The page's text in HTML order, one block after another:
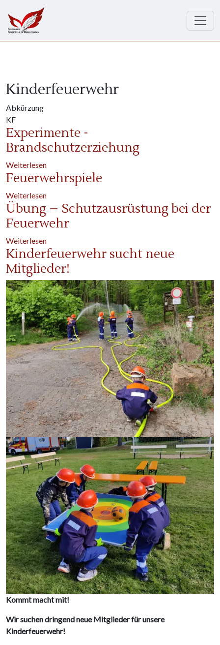
Kinderfeuerwehr
Abkürzung
KF
Experimente -
Brandschutzerziehung
Weiterlesenüber Experimente - Brandschutzerziehung
Feuerwehrspiele
Weiterlesenüber Feuerwehrspiele
Übung – Schutzausrüstung bei der
Feuerwehr
Weiterlesenüber Übung – Schutzausrüstung bei der Feuerwehr
Kinderfeuerwehr sucht neue
Mitglieder!
Image
Image
Kommt macht mit!
Wir suchen dringend neue Mitglieder für unsere
Kinderfeuerwehr!